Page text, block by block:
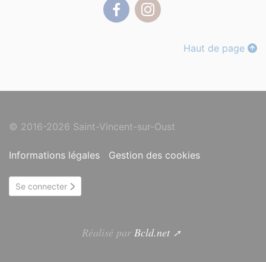
Haut de page
© 2016-2026 Saint-Vincent-sur-Oust
Informations légales Gestion des cookies
Se connecter
Réalisé par Bcld.net